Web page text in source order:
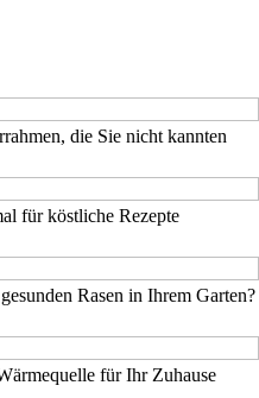
die Sie nicht kannten
für köstliche Rezepte
Rasen in Ihrem Garten?
für Ihr Zuhause